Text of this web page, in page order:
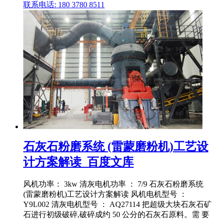
联系电话: 180 3780 8511
石灰石粉磨系统 (雷蒙磨粉机)工艺设
计方案解读_百度文库
风机功率： 3kw 清灰电机功率 ： 7/9 石灰石粉磨系统
(雷蒙磨粉机)工艺设计方案解读 风机电机型号 ：
Y9L002 清灰电机型号 ： AQ27114 把超级大块石灰石矿
石进行初级破碎,破碎成约 50 公分的石灰石原料。需 要